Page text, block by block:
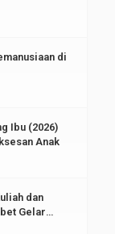
di
Ibu (2026)
Anak
dan
Gelar